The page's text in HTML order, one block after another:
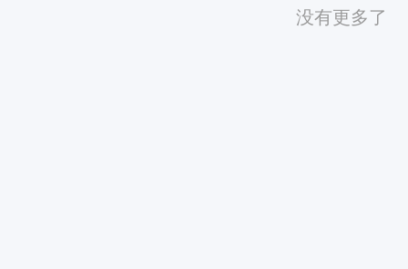
长，那么可能连最大的固定器安
没有更多了